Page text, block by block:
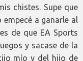
chistes. Supe que
a ganarle al
de que EA Sports
y sacase de la
mío y del hijo de